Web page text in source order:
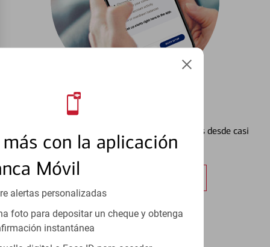
con la aplicación
Móvil
alertas personalizadas
foto para depositar un cheque y obtenga
instantánea
Vea cómo mantener el control de sus finanzas desde casi
cualquier lugar.
Obtener más información